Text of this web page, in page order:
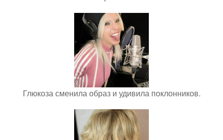
Глюкоза сменила образ и удивила поклонников.